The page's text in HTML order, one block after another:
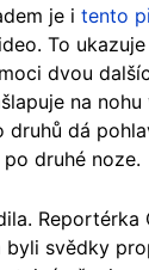
je i tento
To
dvou
na
druhů dá
druhé noze.
Reportérka
byli svědky